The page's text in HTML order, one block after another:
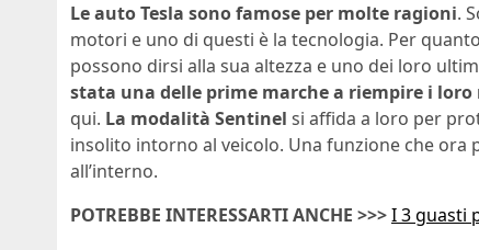
Le auto Tesla sono famose per molte ragioni.
motori e uno di questi è la tecnologia. Per
possono dirsi alla sua altezza e uno dei loro
stata una delle prime marche a riempire i
qui. La modalità Sentinel si affida a loro per
insolito intorno al veicolo. Una funzione che
all’interno.
POTREBBE INTERESSARTI ANCHE >>>I 3 guasti